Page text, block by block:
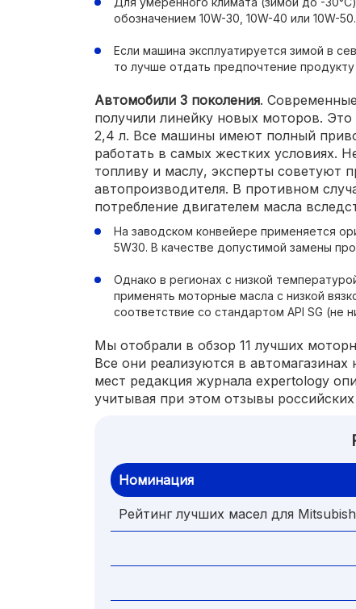
обозначением 10W-30, 10W-40 или 10W-50.
Если машина эксплуатируется зимой в
то лучше отдать предпочтение
Автомобили 3 поколения.
получили линейку новых моторов. Это
2,4 л. Все машины имеют полный
работать в самых жестких условиях.
топливу и маслу, эксперты советуют
автопроизводителя. В противном
потребление двигателем масла
На заводском конвейере применяется
5W30. В качестве допустимой замены
Однако в регионах с низкой
применять моторные масла с низкой
соответствие со стандартом API SG (не
Мы отобрали в обзор 11 лучших
Все они реализуются в
мест редакция журнала expertology
учитывая при этом отзывы
Номинация
Рейтинг лучших масел для